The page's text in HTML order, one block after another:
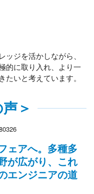
ジを活かしながら、
的に取り入れ、より一
いと考えています。
＞
ェアへ。多種多
が広がり、これ
エンジニアの道